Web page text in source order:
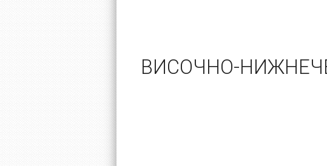
ВИСОЧНО-